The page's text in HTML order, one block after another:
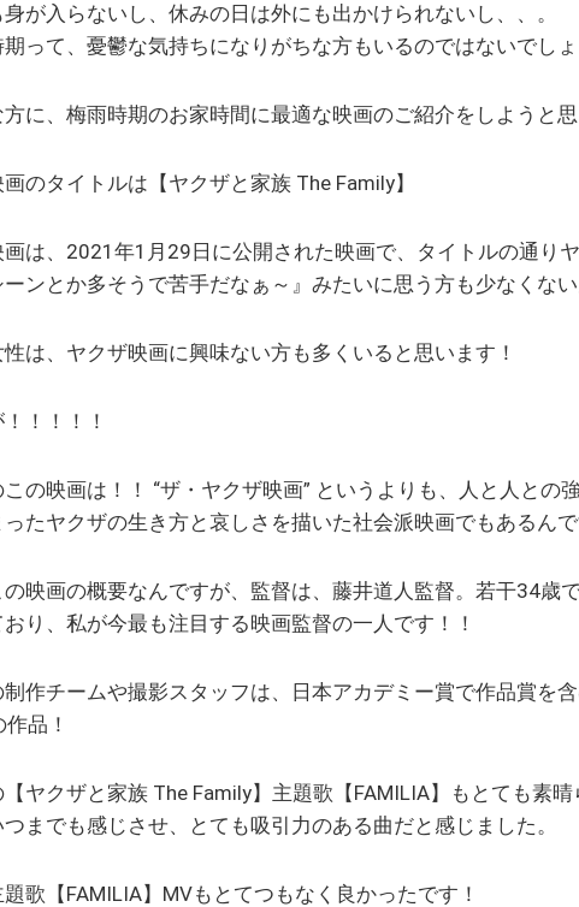
が入らないし、休みの日は外にも出かけられないし、、。
って、憂鬱な気持ちになりがちな方もいるのではないでしょ
に、梅雨時期のお家時間に最適な映画のご紹介をしようと思
のタイトルは【ヤクザと家族 The Family】
画は、2021年1月29日に公開された映画で、タイトルの通り
ンとか多そうで苦手だなぁ～』みたいに思う方も少なくな
は、ヤクザ映画に興味ない方も多くいると思います！
！！！！
の映画は！！ “ザ・ヤクザ映画” というよりも、人と人と
ったヤクザの生き方と哀しさを描いた社会派映画でもあるんで
映画の概要なんですが、監督は、藤井道人監督。若干34歳
り、私が今最も注目する映画監督の一人です！！
作チームや撮影スタッフは、日本アカデミー賞で作品賞を
品！
ヤクザと家族 The Family】主題歌【FAMILIA】もとても素
までも感じさせ、とても吸引力のある曲だと感じました。
歌【FAMILIA】MVもとてつもなく良かったです！